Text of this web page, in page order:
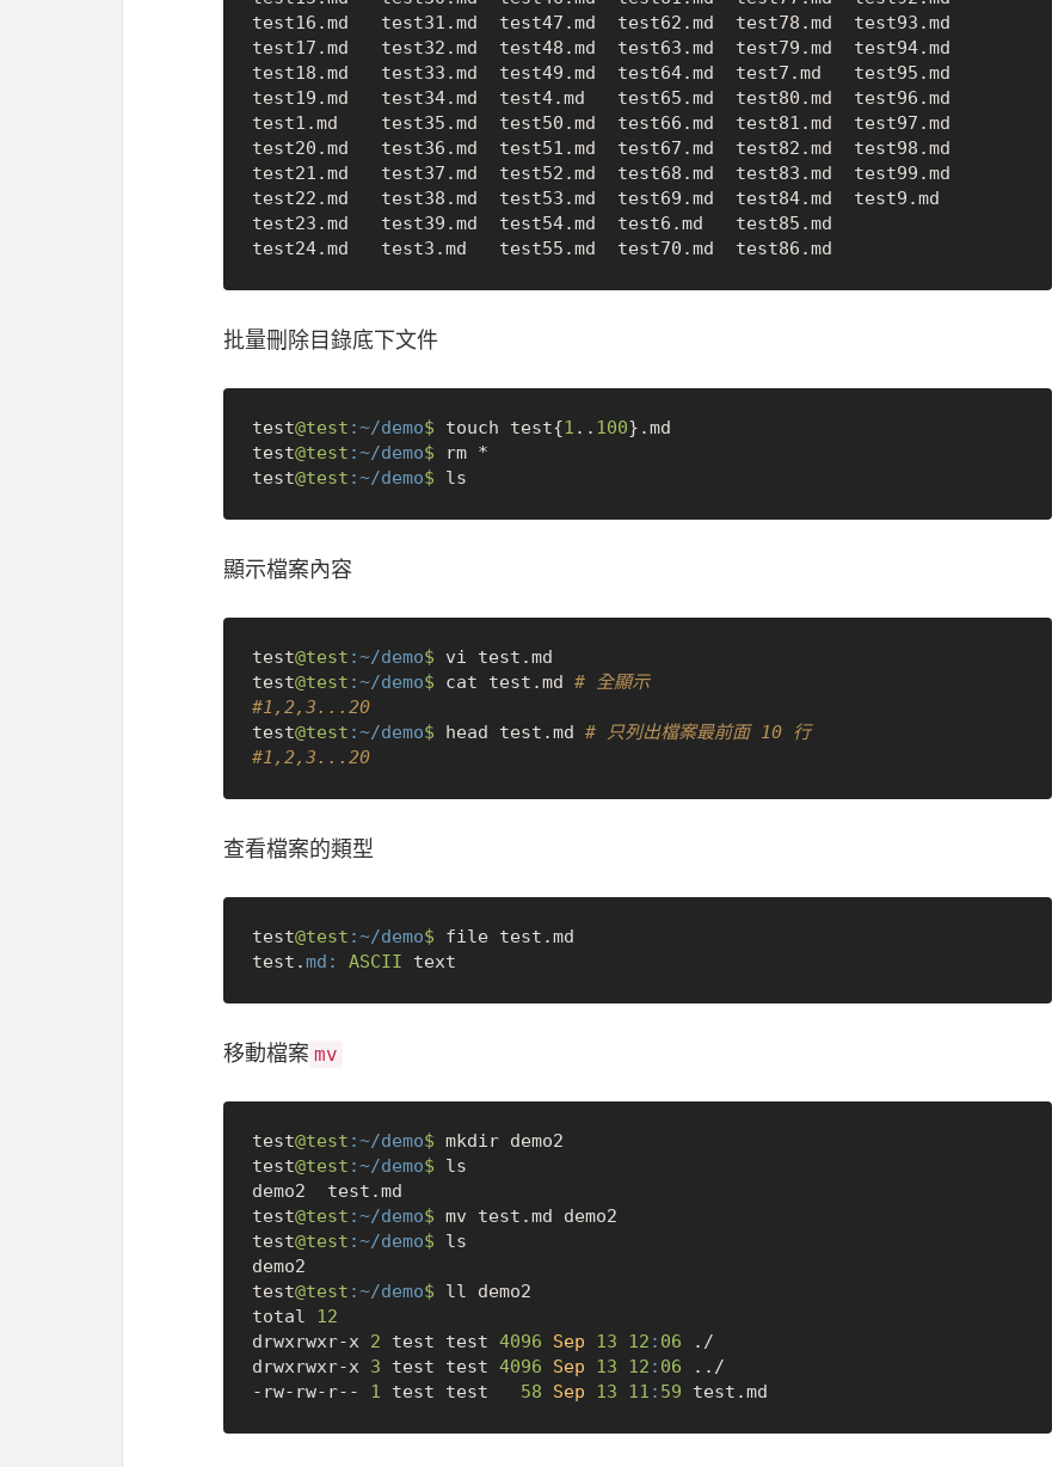
test16.md   test31.md  test47.md  test62.md  test78.md  test93.md
test17.md   test32.md  test48.md  test63.md  test79.md  test94.md
test18.md   test33.md  test49.md  test64.md  test7.md   test95.md
test19.md   test34.md  test4.md   test65.md  test80.md  test96.md
test1.md    test35.md  test50.md  test66.md  test81.md  test97.md
test20.md   test36.md  test51.md  test67.md  test82.md  test98.md
test21.md   test37.md  test52.md  test68.md  test83.md  test99.md
test22.md   test38.md  test53.md  test69.md  test84.md  test9.md
test23.md   test39.md  test54.md  test6.md   test85.md
批量刪除目錄底下文件
test@test :~/demo$ touch test{1 .. 100}.md
test@test :~/demo$
rm *
test@test :~/demo$
顯示檔案內容
test@test :~/demo$ vi test.md
test@test :~/demo$ cat test.md # 全顯示
#1,2,3...20
test@test :~/demo$ head test.md # 只列出檔案最前面 10 行
#1,2,3...20
查看檔案的類型
test@test :~/demo$ file test.md
test.md: ASCII
移動檔案 mv
test@test :~/demo$ mkdir demo2
test@test :~/demo$ ls
demo2  test.md
test@test :~/demo$ mv test.md demo2
test@test :~/demo$ ls
demo2
test@test :~/demo$ ll demo2
total 12
drwxrwxr-x 2 test test 4096 Sep 13 12 : 06 ./
drwxrwxr-x 3 test test 4096 Sep 13 12 : 06 ../
-rw-rw-r-- 1 test test 58 Sep 13 11 : 59